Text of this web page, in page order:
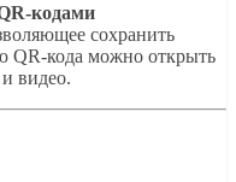
кодами
сохранить
кода можно открыть
видео.